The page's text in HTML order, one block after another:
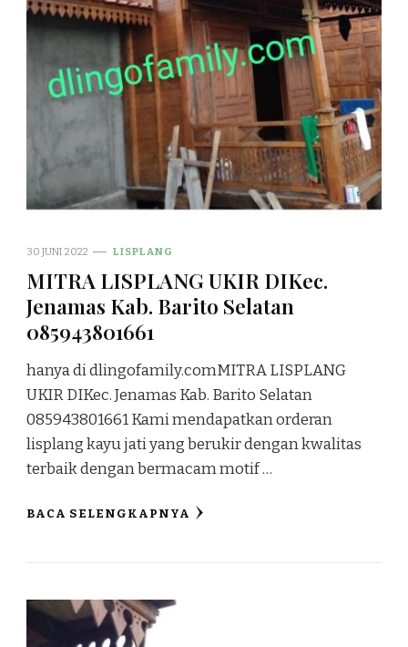
30 JUNI 2022 LISPLANG
MITRA LISPLANG UKIR DIKec.
Jenamas Kab. Barito Selatan
085943801661
hanya di dlingofamily.comMITRA LISPLANG
UKIR DIKec. Jenamas Kab. Barito Selatan
085943801661 Kami mendapatkan orderan
lisplang kayu jati yang berukir dengan kwalitas
terbaik dengan bermacam motif …
BACA SELENGKAPNYA